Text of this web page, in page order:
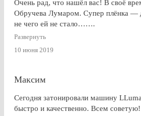
Очень рад, что нашёл вас! В своё
Обручева Лумаром. Супер плёнка —
не чего ей не стало…….
Развернуть
10 июня 2019
Максим
Сегодня затонировали машину
быстро и качественно. Всем советую!